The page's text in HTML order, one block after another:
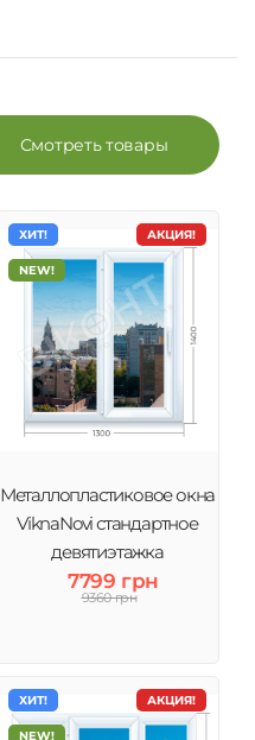
Смотреть товары
АКЦИЯ!
ХИТ!
NEW!
Металлопластиковое окна
ViknaNovi стандартное
девятиэтажка
7799 грн
9360 грн
АКЦИЯ!
ХИТ!
NEW!